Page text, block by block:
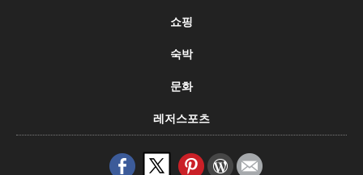
쇼핑
숙박
문화
레저스포츠